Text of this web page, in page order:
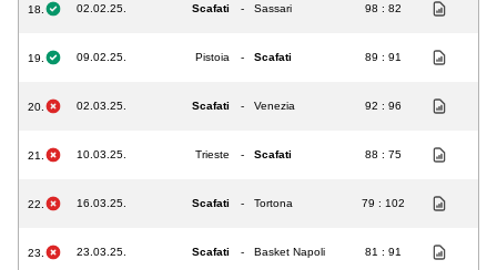
18. 02.02.25. Scafati - Sassari 98 : 82
19. 09.02.25. Pistoia - Scafati 89 : 91
20. 02.03.25. Scafati - Venezia 92 : 96
21. 10.03.25. Trieste - Scafati 88 : 75
22. 16.03.25. Scafati - Tortona 79 : 102
23. 23.03.25. Scafati - Basket Napoli 81 : 91